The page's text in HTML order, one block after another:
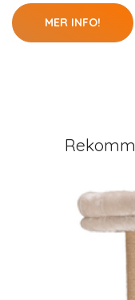
MER INFO!